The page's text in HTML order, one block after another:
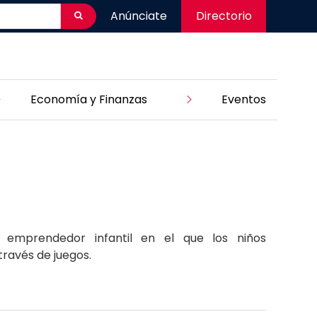
Anúnciate Directorio
Economía y Finanzas Eventos
emprendedor infantil en el que los niños
de juegos.